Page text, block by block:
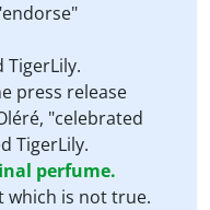
TigerLily.
press release
"celebrated
TigerLily.
perfume.
which is not true.